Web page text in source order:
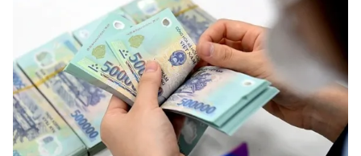
Liên hệ quảng cáo:024-7300.7108